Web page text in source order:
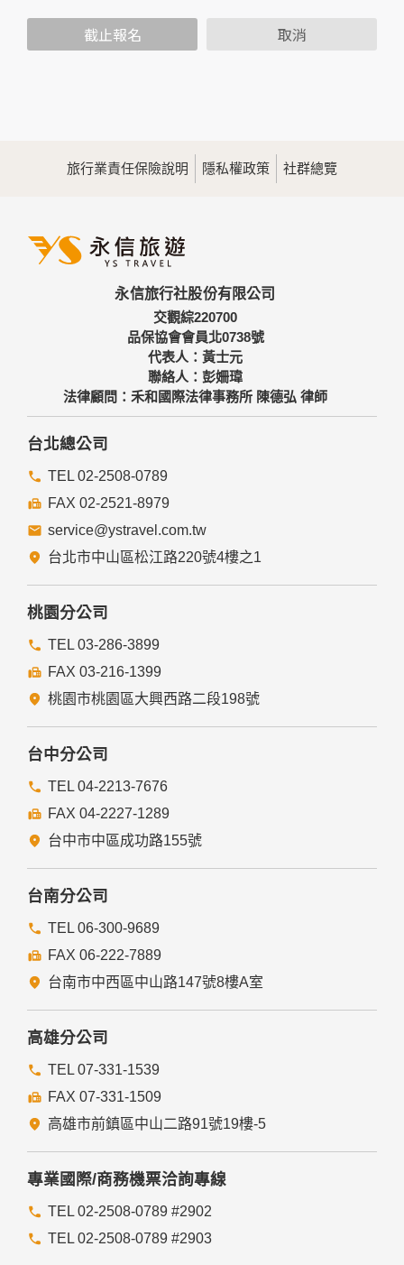
範圍內處理及利用您的個人資料；非經您書面同意，本網站不
會將個人資料用於其他用途。
為提供精確的服務，我們會將收集的問卷調查內容進行統計與
分析，分析結果之統計數據或說明文字呈現，除供內部研究
三、資料之保護
備及必要的安全防護措施，加以保護網站及您的個人資料採用
嚴格的保護措施，只由經過授權的人員才能接觸您的個人資
料，相關處理人員皆簽有保密合約，如有違反保密義務者，將
會受到相關的法律處分。
如因業務需要有必要委託其他單位提供服務時，本網站亦會嚴
格要求其遵守保密義務，並且採取必要檢查程序以確定其將確
實遵守。
四、網站對外的相關連結
提供的連結，點選進入其他網站。但該連結網站不適用本網站
的隱私權保護政策，您必須參考該連結網站中的隱私權保護政
策。
五、與第三人共用個人資料之政策
本網站絕不會提供、交換、出租或出售任何您的個人資料給其
他個人、團體、私人企業或公務機關，但有法律依據或合約義
務者，不在此限。
前項但書之情形包括不限於：
經由您書面同意。
法律明文規定。
與公務機關或學術研究機構合作，基於公共利益為統計或學術
研究而有必要，且資料經過提供者處理或蒐集者依其揭露方式
無從識別特定之當事人。
當您在網站的行為，違反服務條款或可能損害或妨礙網站與其
揭露您的個人資料是為了辨識、聯絡或採取法律行動所必要
者。
本網站委託廠商協助蒐集、處理或利用您的個人資料時，將對
委外廠商或個人善盡監督管理之責。
六、Cookie之使用
為了提供您最佳的服務，本網站會在您的電腦中放置並取用我
們的Cookie，若您不願接受Cookie的寫入，您可在您使用的
瀏覽器功能項中設定隱私權等級為高，即可拒絕Cookie的寫
七、隱私權保護政策之修正
款將刊登於網站上。
截止報名 取消
旅行業責任保險說明 隱私權政策 社群總覽
永信旅行社股份有限公司
交觀綜220700
品保協會會員北0738號
代表人：黃士元
聯絡人：彭姍瑋
法律顧問：禾和國際法律事務所 陳德弘 律師
台北總公司
TEL 02-2508-0789
FAX 02-2521-8979
service@ystravel.com.tw
台北市中山區松江路220號4樓之1
桃園分公司
TEL 03-286-3899
FAX 03-216-1399
桃園市桃園區大興西路二段198號
台中分公司
TEL 04-2213-7676
FAX 04-2227-1289
台中市中區成功路155號
台南分公司
TEL 06-300-9689
FAX 06-222-7889
台南市中西區中山路147號8樓A室
高雄分公司
TEL 07-331-1539
FAX 07-331-1509
高雄市前鎮區中山二路91號19樓-5
專業國際/商務機票洽詢專線
TEL 02-2508-0789 #2902
TEL 02-2508-0789 #2903